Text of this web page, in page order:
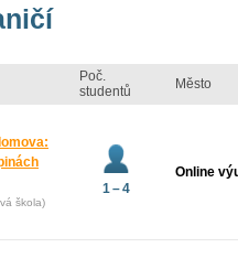
Poč.
studentů
Město
škola)
1 – 4
Online